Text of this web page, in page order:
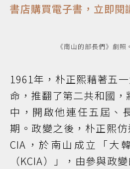
書店購買電子書，立即閱
《南山的部長們》劇照
1961年，朴正熙藉著五
命，推翻了第二共和國，
中，開啟他連任五屆、
期。政變之後，朴正熙
CIA，於南山成立「大
（KCIA）」，由參與政